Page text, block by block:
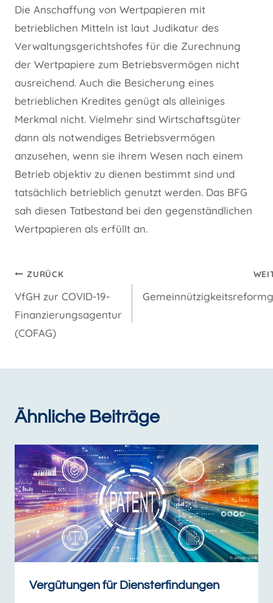
Die Anschaffung von Wertpapieren mit
betrieblichen Mitteln ist laut Judikatur des
Verwaltungsgerichtshofes für die Zurechnung
der Wertpapiere zum Betriebsvermögen nicht
ausreichend. Auch die Besicherung eines
betrieblichen Kredites genügt als alleiniges
Merkmal nicht. Vielmehr sind Wirtschaftsgüter
dann als notwendiges Betriebsvermögen
anzusehen, wenn sie ihrem Wesen nach einem
Betrieb objektiv zu dienen bestimmt sind und
tatsächlich betrieblich genutzt werden. Das BFG
sah diesen Tatbestand bei den gegenständlichen
Wertpapieren als erfüllt an.
Beitragsnavigation
ZURÜCK
VfGH zur COVID-19-
Finanzierungsagentur
(COFAG)
Ähnliche Beiträge
Vergütungen für Diensterfindungen